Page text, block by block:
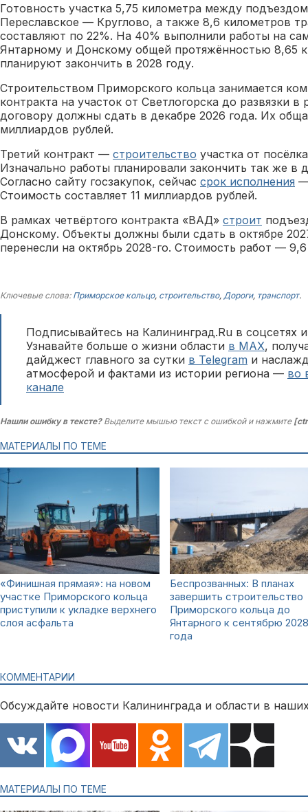
Готовность участка 5,75 километра между
Переславское — Круглово, а также 8,6 километров
составляют по 22%. На 40% выполнили работы на
Янтарному и Донскому общей протяжённостью 8,65
планируют закончить в 2028 году.
Строительством Приморского кольца занимается
контракта на участок от Светлогорска до развязки в
договору должны сдать в декабре 2026 года. Их
миллиардов рублей.
Третий контракт — строительство участка от
Изначально работы планировали закончить так же в
Согласно сайту госзакупок, сейчас срок исполнения —
Стоимость составляет 11 миллиардов рублей.
В рамках четвёртого контракта «ВАД» строит
Донскому. Объекты должны были сдать в октябре
перенесли на октябрь 2028-го. Стоимость работ —
Ключевые слова: Приморское кольцо, строительство, Дороги, транспорт.
Подписывайтесь на Калининград.Ru в соцсетях
Узнавайте больше о жизни области в MAX,
дайджест главного за сутки в Telegram и
атмосферой и фактами из истории региона — во
канале
Нашли ошибку в тексте?Выделите мышью текст с ошибкой и нажмите
МАТЕРИАЛЫ ПО ТЕМЕ
«Финишная прямая»: на новом
участке Приморского кольца
приступили к укладке верхнего
слоя асфальта
Беспрозванных: В планах
завершить строительство
Приморского кольца до
Янтарного к сентябрю 2028
года
КОММЕНТАРИИ
Обсуждайте новости Калининграда и области в
МАТЕРИАЛЫ ПО ТЕМЕ